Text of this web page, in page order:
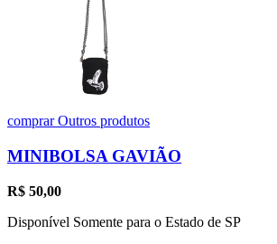
comprarOutros produtos
MINIBOLSA GAVIÃO
R$ 50,00
Disponível Somente para o Estado de SP